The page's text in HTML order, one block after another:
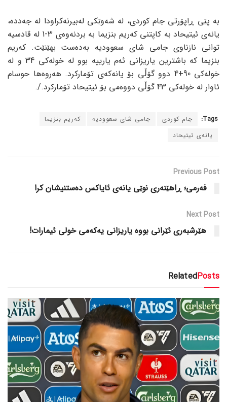
بە پێی ڕاپۆرتی جام کوردی، لە شەوێکی لەبیرنەکراودا لە جەددە،
یانەی ئیتیحاد بە کاپتنی کەریم بنزیما بە بردنەوەی 3-1 لە قادسیە
توانی نازناوی جامی شای سعوودیە بەدەست بهێنێت. کەریم
بنزیما کە باشترین یاریزانی ئەم یارییە بوو لە خولەکی 34 و لە
خولەکی 90+4 دوو گۆڵی بۆ یانەکەی تۆمارکرد. هەروەها حوسام
ئاوار لە خولەکی 43 گۆڵی دووەمی بۆ ئیتیحاد تۆمارکرد./.
Tags: جام کوردی جامی شای سعوودیە
کەریم بنزیما
یانەی ئیتیحاد
Previous Post
فەرمی؛ ڕاهێنەری نوێی یانەی ئایاکس دەستنیشان کرا
Next Post
هێرشبەری ئێرانی بووه یاریزانی یەکەمی خولی ئیمارات!
RelatedPosts